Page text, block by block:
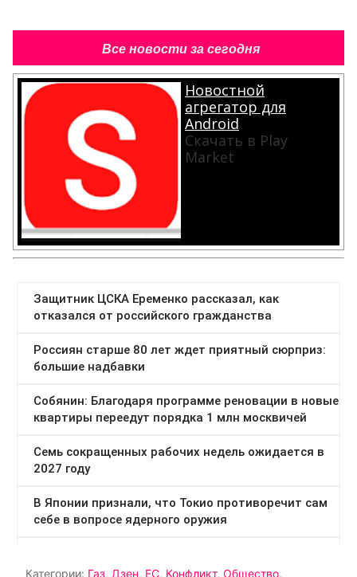
Все новости за сегодня
Новостной
агрегатор для
Android
Скачать в Play
Market
Категории: Газ, Дзен, ЕС, Конфликт, Общество,